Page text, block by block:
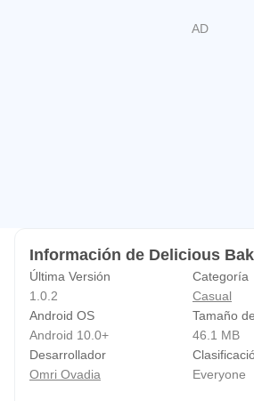
Información de Delicious
Última Versión
1.0.2
Categoría
Casual
Android OS
Android 10.0+
Tamaño
46.1 MB
Desarrollador
Omri Ovadia
Everyone